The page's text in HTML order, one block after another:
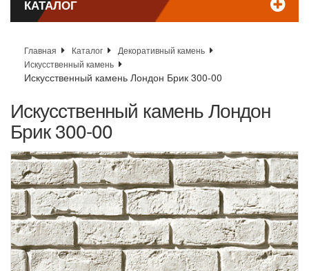
КАТАЛОГ
Главная Каталог
Декоративный камень
Искусственный камень
Искусственный камень Лондон Брик 300-00
Искусственный камень Лондон
Брик 300-00